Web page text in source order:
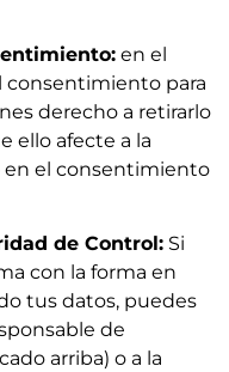
en el
consentimiento para
derecho a retirarlo
ello afecte a la
el consentimiento
de Control: Si
con la forma en
tus datos, puedes
de
arriba) o a la